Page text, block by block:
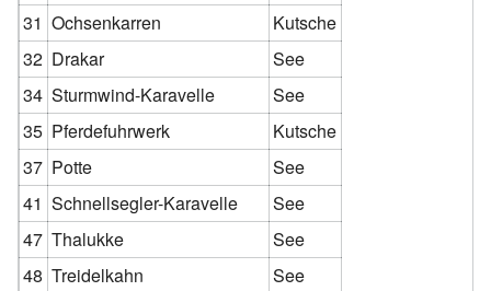
31 Ochsenkarren
Kutsche
32 Drakar
See
34 Sturmwind-Karavelle
See
35 Pferdefuhrwerk
Kutsche
37 Potte
See
41 Schnellsegler-Karavelle
See
47 Thalukke
See
48 Treidelkahn
See